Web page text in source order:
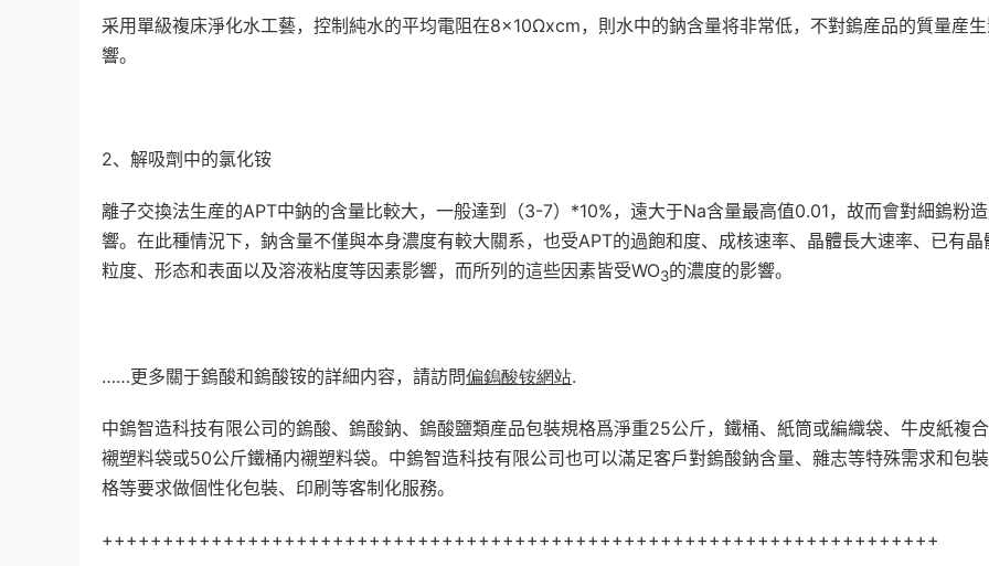
采用單級複床淨化水工藝，控制純水的平均電阻在8×10Ωxcm，則水中的鈉含量将非常低，不對鎢産品的質量産
響。
2、解吸劑中的氯化铵
離子交換法生産的APT中鈉的含量比較大，一般達到（3-7）*10%，遠大于Na含量最高值0.01，故而會對細鎢粉
響。在此種情況下，鈉含量不僅與本身濃度有較大關系，也受APT的過飽和度、成核速率、晶體長大速率、已有晶
粒度、形态和表面以及溶液粘度等因素影響，而所列的這些因素皆受WO3的濃度的影響。
……更多關于鎢酸和鎢酸铵的詳細内容，請訪問偏鎢酸铵網站.
中鎢智造科技有限公司的鎢酸、鎢酸鈉、鎢酸鹽類産品包裝規格爲淨重25公斤，鐵桶、紙筒或編織袋、牛皮紙複
襯塑料袋或50公斤鐵桶内襯塑料袋。中鎢智造科技有限公司也可以滿足客戶對鎢酸鈉含量、雜志等特殊需求和包
格等要求做個性化包裝、印刷等客制化服務。
+++++++++++++++++++++++++++++++++++++++++++++++++++++++++++++++++++++